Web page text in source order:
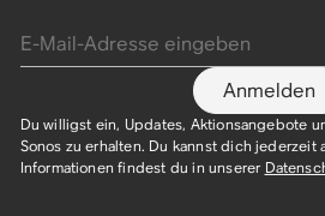
Anmelden
Du willigst ein, Updates, Aktionsangebote
Sonos zu erhalten. Du kannst dich jederzeit
Informationen findest du in unserer